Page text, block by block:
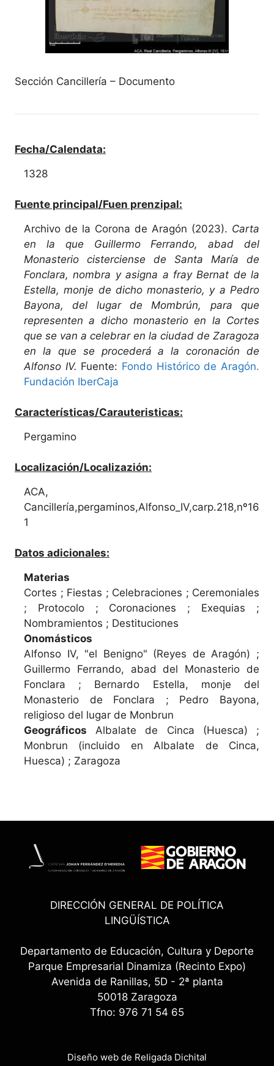
Sección Cancillería – Documento
Fecha/Calendata:
1328
Fuente principal/Fuen prenzipal:
Archivo de la Corona de Aragón (2023). Carta
en la que Guillermo Ferrando, abad del
Monasterio cisterciense de Santa María de
Fonclara, nombra y asigna a fray Bernat de la
Estella, monje de dicho monasterio, y a Pedro
Bayona, del lugar de Mombrún, para que
representen a dicho monasterio en la Cortes
que se van a celebrar en la ciudad de Zaragoza
en la que se procederá a la coronación de
Alfonso IV. Fuente: Fondo Histórico de Aragón.
Fundación IberCaja
Características/Carauteristicas:
Pergamino
Localización/Localizazión:
ACA,
Cancillería,pergaminos,Alfonso_IV,carp.218,nº16
1
Datos adicionales:
Materias
Cortes ; Fiestas ; Celebraciones ; Ceremoniales
; Protocolo ; Coronaciones ; Exequias ;
Nombramientos ; Destituciones
Onomásticos
Alfonso IV, "el Benigno" (Reyes de Aragón) ;
Guillermo Ferrando, abad del Monasterio de
Fonclara ; Bernardo Estella, monje del
Monasterio de Fonclara ; Pedro Bayona,
religioso del lugar de Monbrun
Geográficos Albalate de Cinca (Huesca) ;
Monbrun (incluido en Albalate de Cinca,
Huesca) ; Zaragoza
DIRECCIÓN GENERAL DE POLÍTICA
LINGÜÍSTICA
Departamento de Educación, Cultura y Deporte
Parque Empresarial Dinamiza (Recinto Expo)
Avenida de Ranillas, 5D - 2ª planta
50018 Zaragoza
Tfno: 976 71 54 65
Diseño web de Religada Dichital